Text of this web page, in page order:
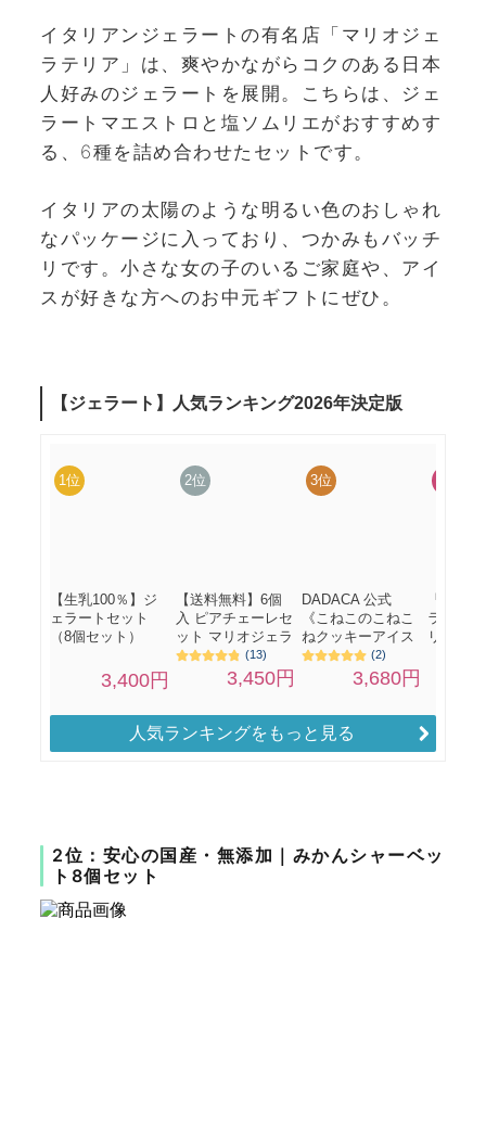
イタリアンジェラートの有名店「マリオジェ
ラテリア」は、爽やかながらコクのある日本
人好みのジェラートを展開。こちらは、ジェ
ラートマエストロと塩ソムリエがおすすめす
る、6種を詰め合わせたセットです。
イタリアの太陽のような明るい色のおしゃれ
なパッケージに入っており、つかみもバッチ
リです。小さな女の子のいるご家庭や、アイ
スが好きな方へのお中元ギフトにぜひ。
人気ランキングをもっと見る
2位：安心の国産・無添加｜みかんシャーベッ
ト8個セット